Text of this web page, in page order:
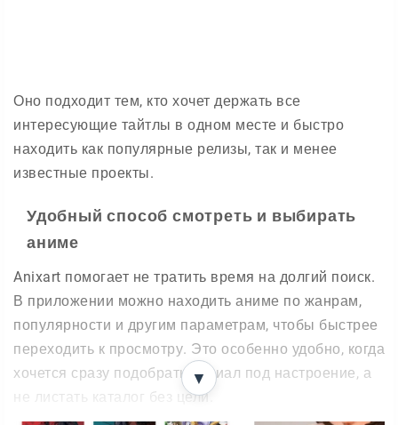
Оно подходит тем, кто хочет держать все
интересующие тайтлы в одном месте и быстро
находить как популярные релизы, так и менее
известные проекты.
Удобный способ смотреть и выбирать
аниме
Anixart помогает не тратить время на долгий поиск.
В приложении можно находить аниме по жанрам,
популярности и другим параметрам, чтобы быстрее
переходить к просмотру. Это особенно удобно, когда
хочется сразу подобрать сериал под настроение, а
не листать каталог без цели.
▼